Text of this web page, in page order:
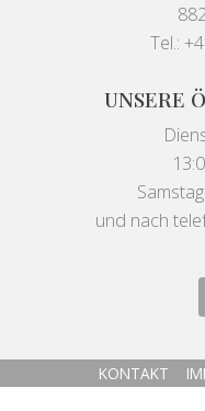
Tel.:
UNSERE
und nach
KONTAKT